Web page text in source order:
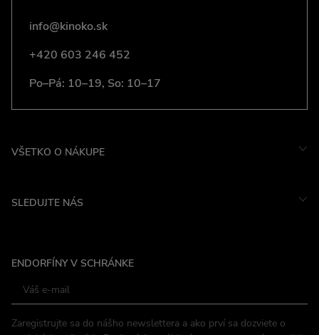
info@kinoko.sk
+420 603 246 452
Po–Pá: 10–19, So: 10–17
VŠETKO O NÁKUPE
SLEDUJTE NÁS
Facebook
ENDORFÍNY V SCHRÁNKE
Zaregistrujte sa do nášho newslettera a ako prví sa dozviete o